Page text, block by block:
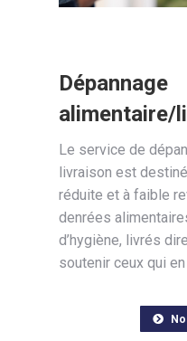
Dépannage
alimentaire/
Le service de
livraison est
réduite et à faible
denrées
d’hygiène, livrés
soutenir ceux qui